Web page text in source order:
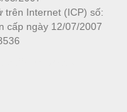
trên Internet (ICP) số:
cấp ngày 12/07/2007